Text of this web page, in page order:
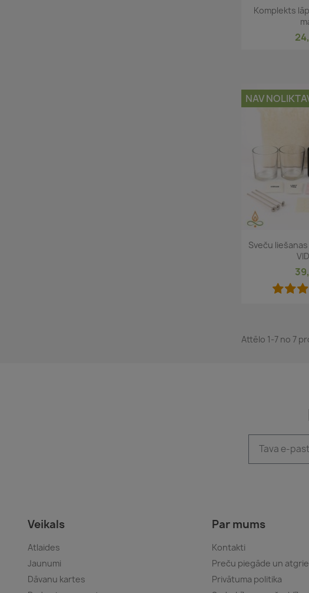

Komplekts

Sveču
NAV
Attēlo 1-7 no 7
Veikals
Atlaides
Jaunumi
Dāvanu kartes
Par mums
Kontakti
Preču piegāde un
Privātuma politika